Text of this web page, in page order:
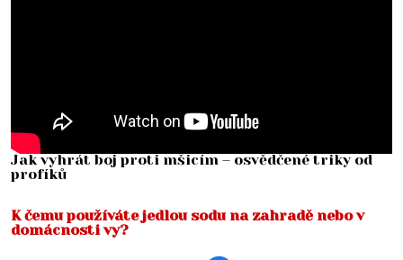
Jak vyhrát boj proti mšicím – osvědčené triky od
profíků
K čemu používáte jedlou sodu na zahradě nebo v
domácnosti vy?